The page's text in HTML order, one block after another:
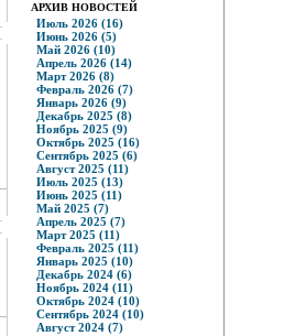
АРХИВ НОВОСТЕЙ
Июль 2026 (16)
Июнь 2026 (5)
Май 2026 (10)
Апрель 2026 (14)
Март 2026 (8)
Февраль 2026 (7)
Январь 2026 (9)
Декабрь 2025 (8)
Ноябрь 2025 (9)
Октябрь 2025 (16)
Сентябрь 2025 (6)
Август 2025 (11)
Июль 2025 (13)
Июнь 2025 (11)
Май 2025 (7)
Апрель 2025 (7)
Март 2025 (11)
Февраль 2025 (11)
Январь 2025 (10)
Декабрь 2024 (6)
Ноябрь 2024 (11)
Октябрь 2024 (10)
Сентябрь 2024 (10)
Август 2024 (7)